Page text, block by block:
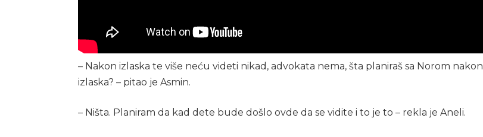
– Nakon izlaska te više neću videti nikad, advokata nema, šta planiraš sa Norom nakon
izlaska? – pitao je Asmin.
– Ništa. Planiram da kad dete bude došlo ovde da se vidite i to je to – rekla je Aneli.